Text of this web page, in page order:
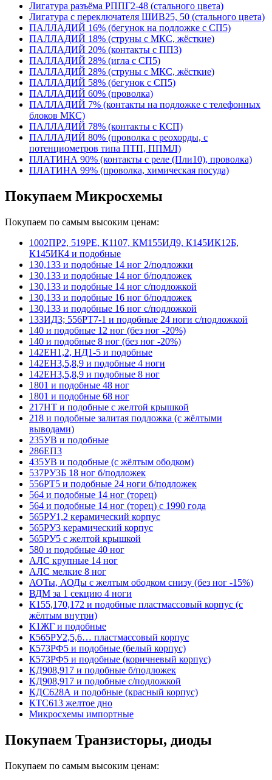
Лигатура разъёма РППГ2-48 (стального цвета)
Лигатура с переключателя ШИВ25, 50 (стального цвета)
ПАЛЛАДИЙ 16% (бегунок на подложке с СП5)
ПАЛЛАДИЙ 18% (струны с МКС, жёсткие)
ПАЛЛАДИЙ 20% (контакты с ПП3)
ПАЛЛАДИЙ 28% (игла с СП5)
ПАЛЛАДИЙ 28% (струны с МКС, жёсткие)
ПАЛЛАДИЙ 58% (бегунок с СП5)
ПАЛЛАДИЙ 60% (проволка)
ПАЛЛАДИЙ 7% (контакты на подложке с телефонных
блоков МКС)
ПАЛЛАДИЙ 78% (контакты с КСП)
ПАЛЛАДИЙ 80% (проволка с реохорды, с
потенциометров типа ПТП, ППМЛ)
ПЛАТИНА 90% (контакты с реле (Пли10), проволка)
ПЛАТИНА 99% (проволка, химическая посуда)
Покупаем Микросхемы
Покупаем по самым высоким ценам:
1002ПР2, 519РЕ, К1107, КМ155ИД9, К145ИК12Б,
К145ИК4 и подобные
130,133 и подобные 14 ног 2/подложки
130,133 и подобные 14 ног б/подложек
130,133 и подобные 14 ног с/подложкой
130,133 и подобные 16 ног б/подложек
130,133 и подобные 16 ног с/подложкой
133ИД3; 556РТ7-1 и подобные 24 ноги с/подложкой
140 и подобные 12 ног (без ног -20%)
140 и подобные 8 ног (без ног -20%)
142ЕН1,2, НД1-5 и подобные
142ЕН3,5,8,9 и подобные 4 ноги
142ЕН3,5,8,9 и подобные 8 ног
1801 и подобные 48 ног
1801 и подобные 68 ног
217НТ и подобные с желтой крышкой
218 и подобные залитая подложка (с жёлтыми
выводами)
235УВ и подобные
286ЕП3
435УВ и подобные (с жёлтым ободком)
537РУ3Б 18 ног б/подложек
556РТ5 и подобные 24 ноги б/подложек
564 и подобные 14 ног (торец)
564 и подобные 14 ног (торец) с 1990 года
565РУ1,2 керамический корпус
565РУ3 керамический корпус
565РУ5 с желтой крышкой
580 и подобные 40 ног
АЛС крупные 14 ног
АЛС мелкие 8 ног
АОТы, АОДы с желтым ободком снизу (без ног -15%)
ВДМ за 1 секцию 4 ноги
К155,170,172 и подобные пластмассовый корпус (с
жёлтым внутри)
К1ЖГ и подобные
К565РУ2,5,6… пластмассовый корпус
К573РФ5 и подобные (белый корпус)
К573РФ5 и подобные (коричневый корпус)
КД908,917 и подобные б/подложек
КД908,917 и подобные с/подложкой
КДС628А и подобные (красный корпус)
КТС613 желтое дно
Микросхемы импортные
Покупаем Транзисторы, диоды
Покупаем по самым высоким ценам: